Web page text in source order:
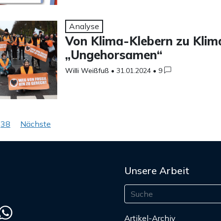
Analyse
Von Klima-Klebern zu
„Ungehorsamen“
Willi Weißfuß • 31.01.2024 • 9
38 Nächste
Unsere Arbeit
Artikel-Archiv